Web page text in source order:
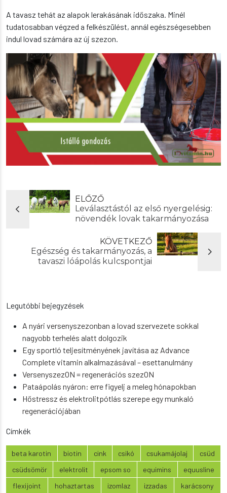
A tavasz tehát az alapok lerakásának időszaka. Minél
tudatosabban végzed a felkészülést, annál egészségesebben
indul lovad számára az új szezon.
ELŐZŐ
Leválasztástól az első nyergelésig:
növendék lovak takarmányozása
KÖVETKEZŐ
Egészség és takarmányozás, a
tavaszi lóápolás kulcspontjai
Legutóbbi bejegyzések
A nyári versenyszezonban a lovad szervezete sokkal
nagyobb terhelés alatt dolgozik
Egy sportló teljesítményének javítása az Advance
Complete vitamin alkalmazásával – esettanulmány
VersenyszezON = regenerációs szezON
Pataápolás nyáron: erre figyelj a meleg hónapokban
Hőstressz és elektrolitpótlás szerepe egy munkaló
regenerációjában
Címkék
beta karotin biotin cink csikó csukamájolaj
csüd
csüdsömör
elektrolit epsom so equimins
equusline
flexijoint
hohaztartas izomlaz izzadas karácsony